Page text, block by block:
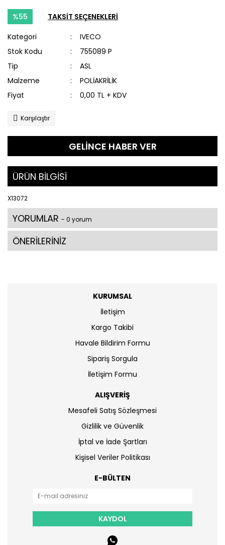
%55 TAKSİT SEÇENEKLERİ
Kategori
IVECO
Stok Kodu
755089 P
Tip
ASL
Malzeme
POLİAKRİLİK
Fiyat
0,00 TL + KDV
Karşılaştır
GELİNCE HABER VER
ÜRÜN BİLGİSİ
X13072
YORUMLAR - 0 yorum
ÖNERİLERİNİZ
KURUMSAL
İletişim
Kargo Takibi
Havale Bildirim Formu
Sipariş Sorgula
İletişim Formu
ALIŞVERİŞ
Mesafeli Satış Sözleşmesi
Gizlilik ve Güvenlik
İptal ve İade Şartları
Kişisel Veriler Politikası
E-BÜLTEN
KAYDOL